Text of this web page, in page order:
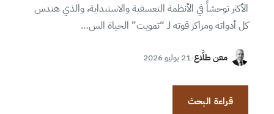
الأكثر توحشاً في الأنظمة التعسفية والاستبداية، والذي هندس
كل أدواته ومراكز قوته لـ “تمويت” الحياة الس…
معن طلَّاع·21 يوليو 2026
قراءة البحث